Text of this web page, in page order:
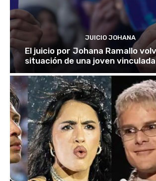
JUICIO JOHANA
El juicio por Johana Ramallo
situación de una joven